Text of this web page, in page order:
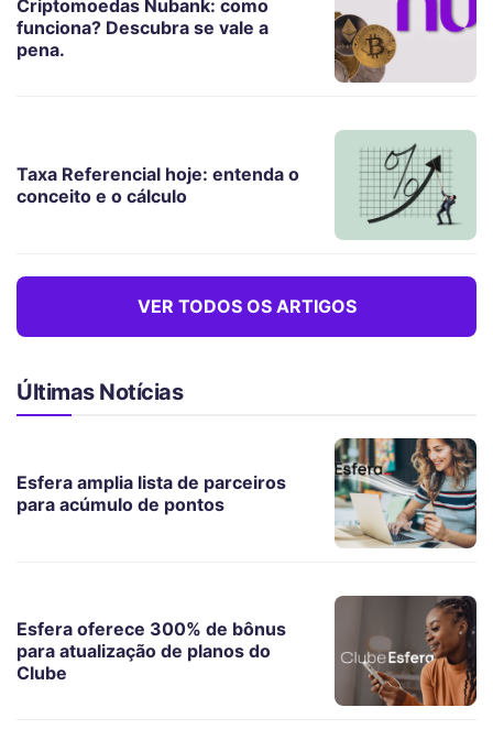
Criptomoedas Nubank: como
funciona? Descubra se vale a
pena.
Taxa Referencial hoje: entenda o
conceito e o cálculo
VER TODOS OS ARTIGOS
Últimas Notícias
Esfera amplia lista de parceiros
para acúmulo de pontos
Esfera oferece 300% de bônus
para atualização de planos do
Clube